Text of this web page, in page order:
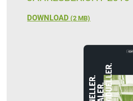
DOWNLOAD (2 MB)